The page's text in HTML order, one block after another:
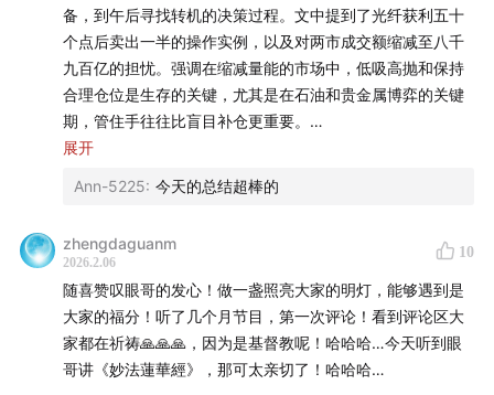
这是眼哥止赢的一个方法或者目标，看好这支票的未来发
展，止盈方法如上。
不那么看好会卖出更多，甚至取出所有本金，只留利润。比
如要调仓时。
① 止盈是一门学问，更多的是一种心理层面。
的心理优势。大家要慢慢去接受这种逻辑或观念。
有的朋友可能会说，这样永远发不了大财。
答：哪怕现在是牛市，也只有30%的人能挣钱，领先70%的
人再跟那30%的人去做pk，再跑赢一半以上就可以领先整个
市场85%~90%。
赚钱是考验投资的唯一标准，其他所有的标准都应该放在其
后，虽想法美好，但股票并没有那么简单，它往往是往返
备，到午后寻找转机的决策过程。文中提到了光纤获利五十
个点后卖出一半的操作实例，以及对两市成交额缩减至八千
九百亿的担忧。强调在缩减量能的市场中，低吸高抛和保持
合理仓位是生存的关键，尤其是在石油和贵金属博弈的关键
期，管住手往往比盲目补仓更重要。
00:02:55
针对光纤股在年前暴力拉升并达到50%利润点的案例，详细
五万，卖出一半后手中的本金压力将大幅减轻，剩余持仓的
成本结构会变得极其安全。这种操作的核心在于利用已知利
润对冲未来波动，即便后续出现回撤，依然能保持绝对的盈
利优势，从而在结构性行情中占据主动权。
00:05:14
构建心理优势：如何跻身赢家行列
展开
Ann-5225: 今天的总结超棒的
zhengdaguanm
2026.2.06
10
随喜赞叹眼哥的发心！做一盏照亮大家的明灯，能够遇到是
大家的福分！听了几个月节目，第一次评论！看到评论区大
家都在祈祷🙏🙏🙏，因为是基督教呢！哈哈哈…今天听到眼
哥讲《妙法蓮華經》，那可太亲切了！哈哈哈…